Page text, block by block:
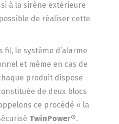
à la sirène extérieure
de réaliser cette
le système d’alarme
et même en cas de
produit dispose
de deux blocs
ce procédé « la
TwinPower®.